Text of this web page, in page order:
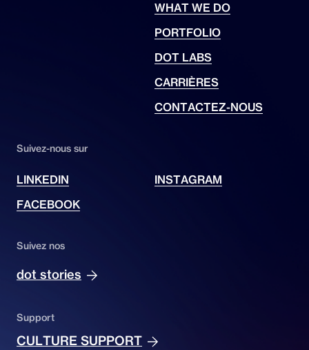
WHAT WE DO
PORTFOLIO
DOT LABS
CARRIÈRES
CONTACTEZ-NOUS
Suivez-nous sur
LINKEDIN
INSTAGRAM
FACEBOOK
Suivez nos
dot stories
Support
CULTURE SUPPORT